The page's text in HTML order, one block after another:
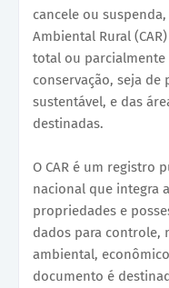
cancele ou
Ambiental Rural
total ou parcialmente
conservação, seja
sustentável, e das
destinadas.
O CAR é um registro
nacional que integra
propriedades e
dados para controle,
ambiental,
documento é